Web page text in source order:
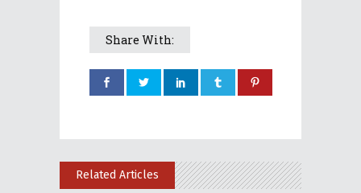
Share With:
Related Articles